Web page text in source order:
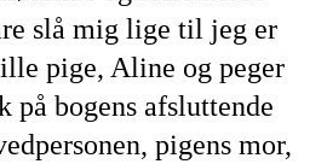
slå mig lige til jeg er
pige, Aline og peger
på bogens afsluttende
pigens mor,